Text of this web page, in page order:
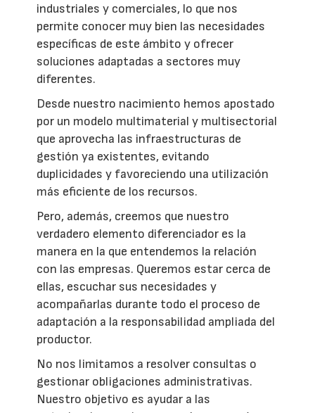
industriales y comerciales, lo que nos
permite conocer muy bien las necesidades
específicas de este ámbito y ofrecer
soluciones adaptadas a sectores muy
diferentes.
Desde nuestro nacimiento hemos apostado
por un modelo multimaterial y multisectorial
que aprovecha las infraestructuras de
gestión ya existentes, evitando
duplicidades y favoreciendo una utilización
más eficiente de los recursos.
Pero, además, creemos que nuestro
verdadero elemento diferenciador es la
manera en la que entendemos la relación
con las empresas. Queremos estar cerca de
ellas, escuchar sus necesidades y
acompañarlas durante todo el proceso de
adaptación a la responsabilidad ampliada del
productor.
No nos limitamos a resolver consultas o
gestionar obligaciones administrativas.
Nuestro objetivo es ayudar a las